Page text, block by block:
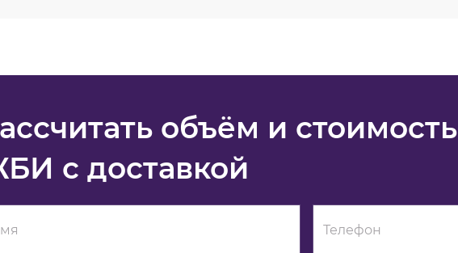
объём и стоимость
с доставкой